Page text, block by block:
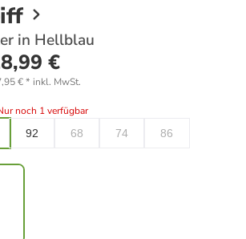
in Hellblau
€
€* inkl. MwSt.
noch 1 verfügbar
92 68 74 86